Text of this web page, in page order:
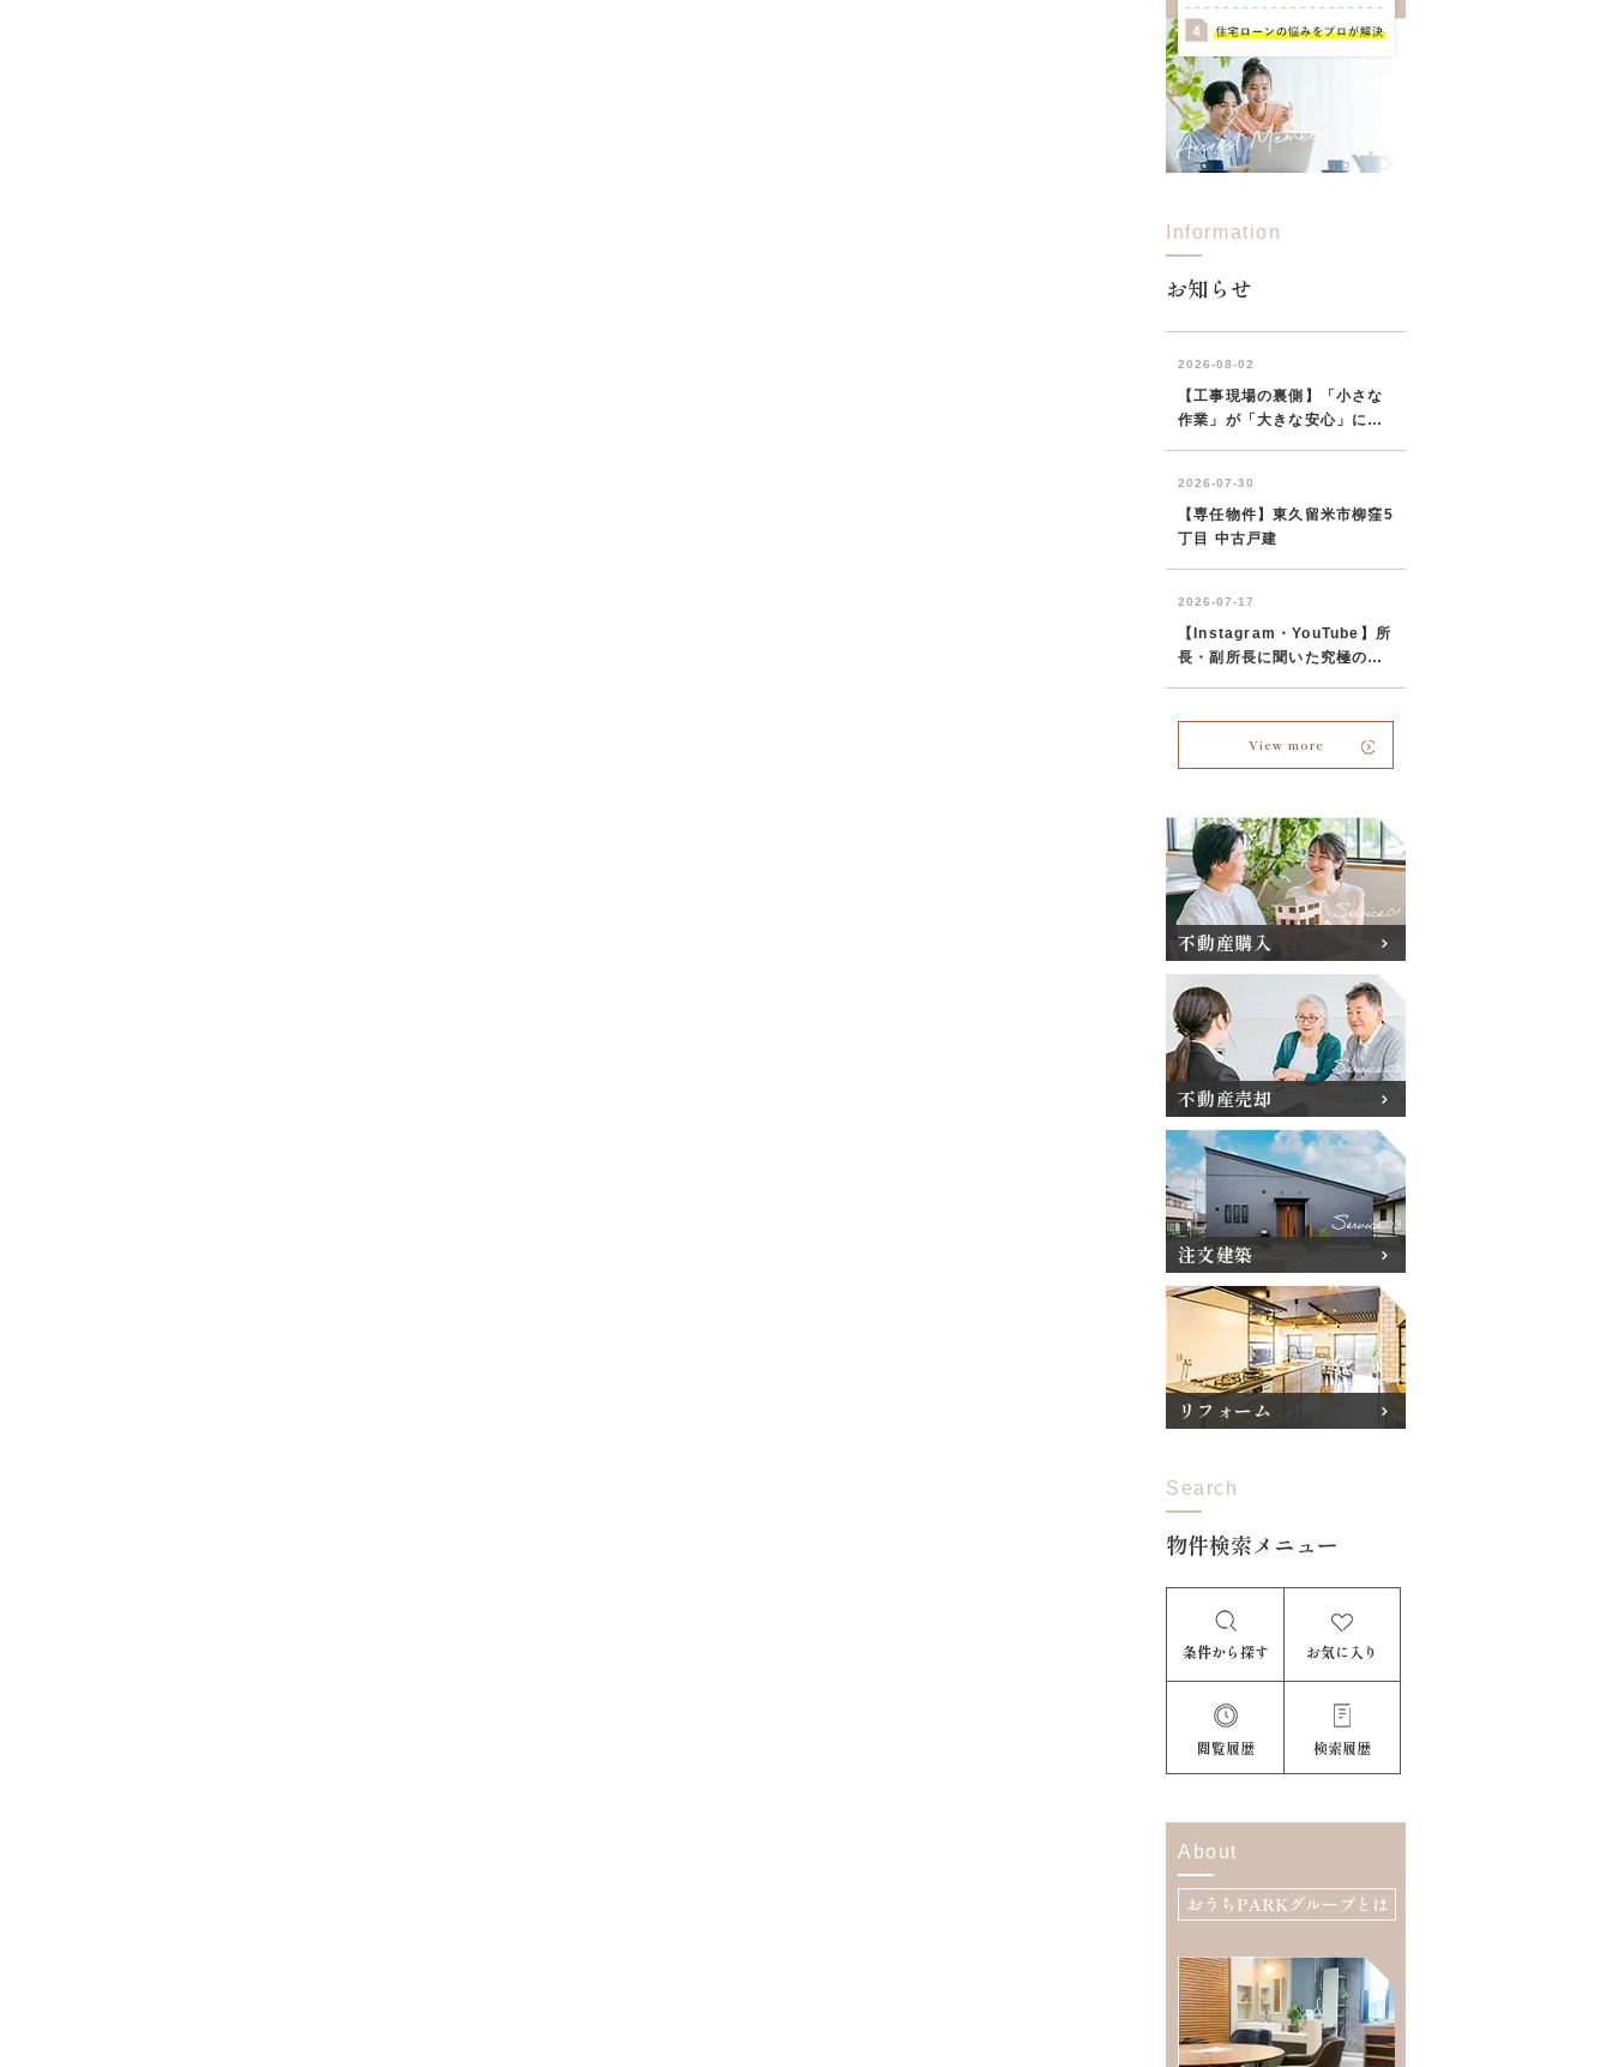
Information
お知らせ
View more
不動産購入
不動産売却
注文建築
リフォーム
Search
物件検索メニュー
条件から探す お気に入り
閲覧履歴 検索履歴
About
おうちPARKグループとは